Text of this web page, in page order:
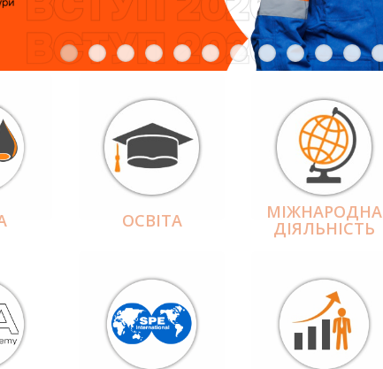
ОСВІТА МІЖНАРОДНА
ДІЯЛЬНІCТЬ